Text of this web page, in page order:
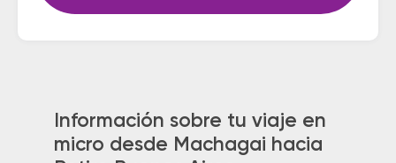
Información sobre tu viaje en
micro desde Machagai hacia